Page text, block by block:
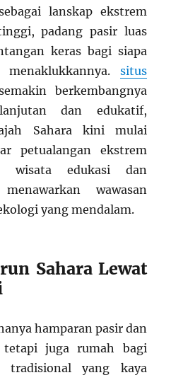
lanskap ekstrem
padang pasir luas
keras bagi siapa
situs
berkembangnya
dan edukatif,
Sahara kini mulai
petualangan ekstrem
wisata edukasi dan
wawasan
yang mendalam.
Sahara Lewat
hamparan pasir dan
juga rumah bagi
tradisional yang kaya